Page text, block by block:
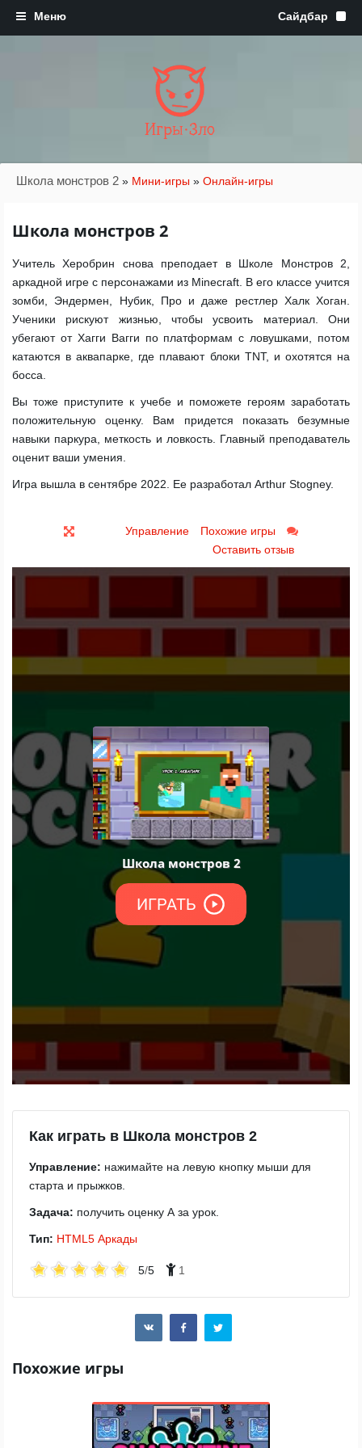
Игры·Зло
Школа монстров 2 » Мини-игры » Онлайн-игры
Школа монстров 2
Учитель Херобрин снова преподает в Школе Монстров 2,
аркадной игре с персонажами из Minecraft. В его классе учится
зомби, Эндермен, Нубик, Про и даже рестлер Халк Хоган.
Ученики рискуют жизнью, чтобы усвоить материал. Они
убегают от Хагги Вагги по платформам с ловушками, потом
катаются в аквапарке, где плавают блоки TNT, и охотятся на
босса.
Вы тоже приступите к учебе и поможете героям заработать
положительную оценку. Вам придется показать безумные
навыки паркура, меткость и ловкость. Главный преподаватель
оценит ваши умения.
Игра вышла в сентябре 2022. Ее разработал Arthur Stogney.
Управление
Похожие игры
Оставить отзыв
Как играть в Школа монстров 2
Управление: нажимайте на левую кнопку мыши для
старта и прыжков.
Задача: получить оценку A за урок.
Тип: HTML5 Аркады
5/5 1
Похожие игры